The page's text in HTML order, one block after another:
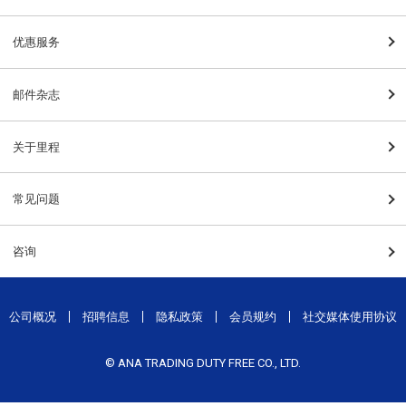
优惠服务
邮件杂志
关于里程
常见问题
咨询
公司概况 招聘信息 隐私政策 会员规约 社交媒体使用协议
© ANA TRADING DUTY FREE CO., LTD.